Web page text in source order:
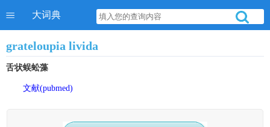
大词典
grateloupia livida
舌状蜈蚣藻
文献(pubmed)